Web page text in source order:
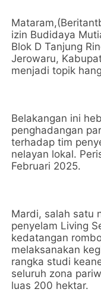
izin Budidaya
Blok D Tanjung
Jerowaru,
menjadi topik
Belakangan ini
penghadangan
terhadap tim
nelayan lokal.
Februari 2025.
Mardi, salah satu
penyelam Living
kedatangan
melaksanakan
rangka studi
seluruh zona
luas 200 hektar.